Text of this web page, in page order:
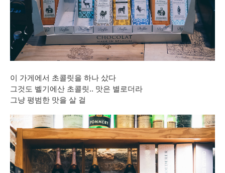
이 가게에서 초콜릿을 하나 샀다
그것도 벨기에산 초콜릿.. 맛은 별로더라
그냥 평범한 맛을 살 걸